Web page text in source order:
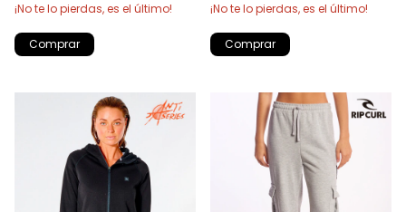
¡No te lo pierdas, es el último! ¡No te lo pierdas, es el último!